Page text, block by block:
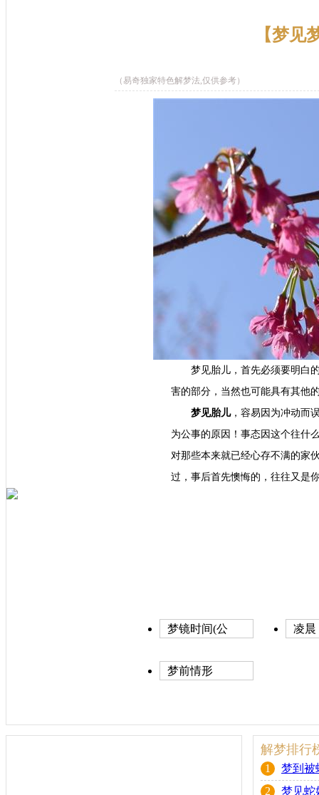
【梦见
（易奇独家特色解梦法,仅供参考）
梦见胎儿，首先必须要明白
害的部分，当然也可能具有其他
梦见胎儿，容易因为冲动而
为公事的原因！事态因这个往什
对那些本来就已经心存不满的家
过，事后首先懊悔的，往往又是
梦镜时间(公
凌晨
梦前情形
解梦排行
1
梦到被
2
梦见蛇